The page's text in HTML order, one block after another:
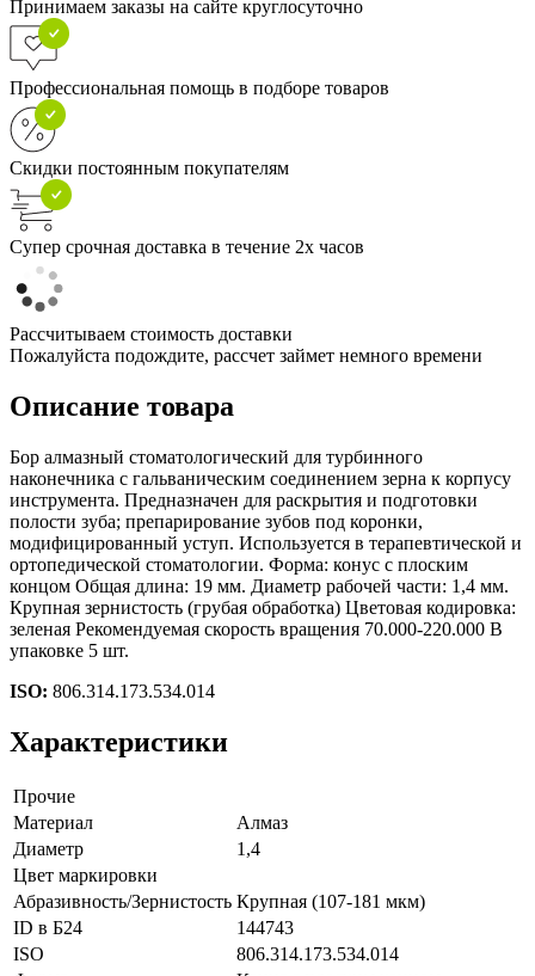
Принимаем заказы на сайте круглосуточно
Профессиональная помощь в подборе товаров
Скидки постоянным покупателям
Супер срочная доставка в течение 2х часов
Рассчитываем стоимость доставки
Пожалуйста подождите, рассчет займет немного времени
Описание товара
Бор алмазный стоматологический для турбинного
наконечника с гальваническим соединением зерна к корпусу
инструмента. Предназначен для раскрытия и подготовки
полости зуба; препарирование зубов под коронки,
модифицированный уступ. Используется в терапевтической и
ортопедической стоматологии. Форма: конус с плоским
концом Общая длина: 19 мм. Диаметр рабочей части: 1,4 мм.
Крупная зернистость (грубая обработка) Цветовая кодировка:
зеленая Рекомендуемая скорость вращения 70.000-220.000 В
упаковке 5 шт.
ISO: 806.314.173.534.014
Характеристики
Прочие
Материал
Алмаз
Диаметр
1,4
Цвет маркировки
Абразивность/Зернистость Крупная (107-181 мкм)
ID в Б24
144743
ISO
806.314.173.534.014